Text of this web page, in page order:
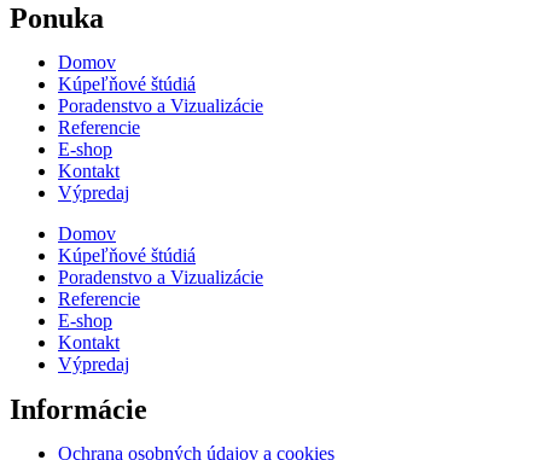
Ponuka
Domov
Kúpeľňové štúdiá
Poradenstvo a Vizualizácie
Referencie
E-shop
Kontakt
Výpredaj
Domov
Kúpeľňové štúdiá
Poradenstvo a Vizualizácie
Referencie
E-shop
Kontakt
Výpredaj
Informácie
Ochrana osobných údajov a cookies